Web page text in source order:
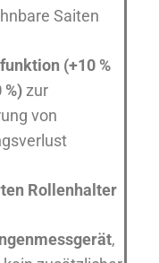
Saiten
(+10 %
zur
von
Rollenhalter
,